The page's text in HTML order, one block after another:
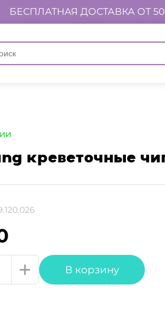
БЕСПЛАТНАЯ ДОСТАВКА ОТ 50
креветочные
В корзину